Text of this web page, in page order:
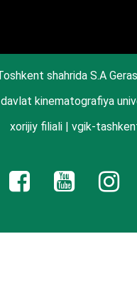
shahrida S.A
kinematografiya
xorijiy filiali | vgik-